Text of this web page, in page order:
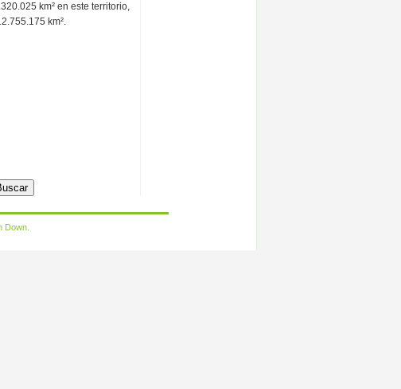
km² en este territorio,
km².
Down.